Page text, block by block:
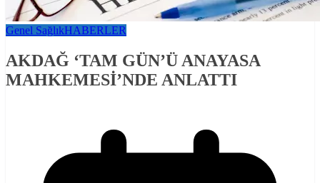
Genel SağlıkHABERLER
AKDAĞ ‘TAM GÜN’Ü ANAYASA
MAHKEMESİ’NDE ANLATTI